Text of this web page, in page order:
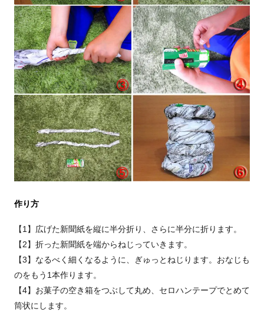
作り方
【1】広げた新聞紙を縦に半分折り、さらに半分に折ります。
【2】折った新聞紙を端からねじっていきます。
【3】なるべく細くなるように、ぎゅっとねじります。おなじも
のをもう1本作ります。
【4】お菓子の空き箱をつぶして丸め、セロハンテープでとめて
筒状にします。